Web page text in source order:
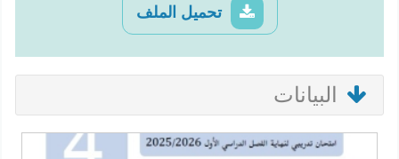
تحميل الملف
البيانات